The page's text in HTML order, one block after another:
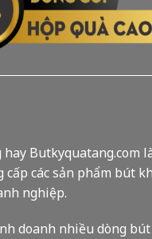
hay Butkyquatang.com
cấp các sản phẩm bút
nghiệp.
doanh nhiều dòng